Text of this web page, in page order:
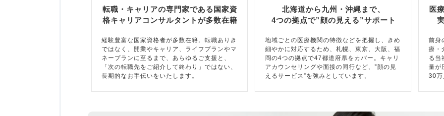
転職・キャリアの専門家である国家資
格キャリアコンサルタントが多数在籍
経験豊富な国家資格者が多数在籍。転職ありき
ではなく、開業やキャリア、ライフプランやマ
ネープランに至るまで、あらゆるご支援と、
「次の転職先をご紹介して終わり」ではない、
長期的なお手伝いをいたします。
北海道から九州・沖縄まで、
4つの拠点で”顔の見える”サポート
地域ごとの医療機関の特徴などを把握し、きめ
細やかに対応するため、札幌、東京、大阪、福
岡の4つの拠点で47都道府県をカバー。キャリ
アカウンセリングや面接の同行など、”顔の見
えるサービス”を強みとしています。
医
前身
療・
る当
量が
30万